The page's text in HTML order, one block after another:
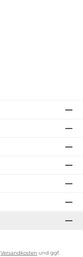
Versandkosten und ggf.